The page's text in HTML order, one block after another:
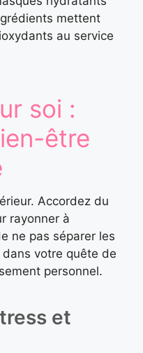
mettent
au service
soi :
être
Accordez du
rayonner à
ne pas séparer les
dans votre quête de
personnel.
et